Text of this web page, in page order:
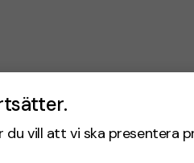
du vill att vi ska presentera